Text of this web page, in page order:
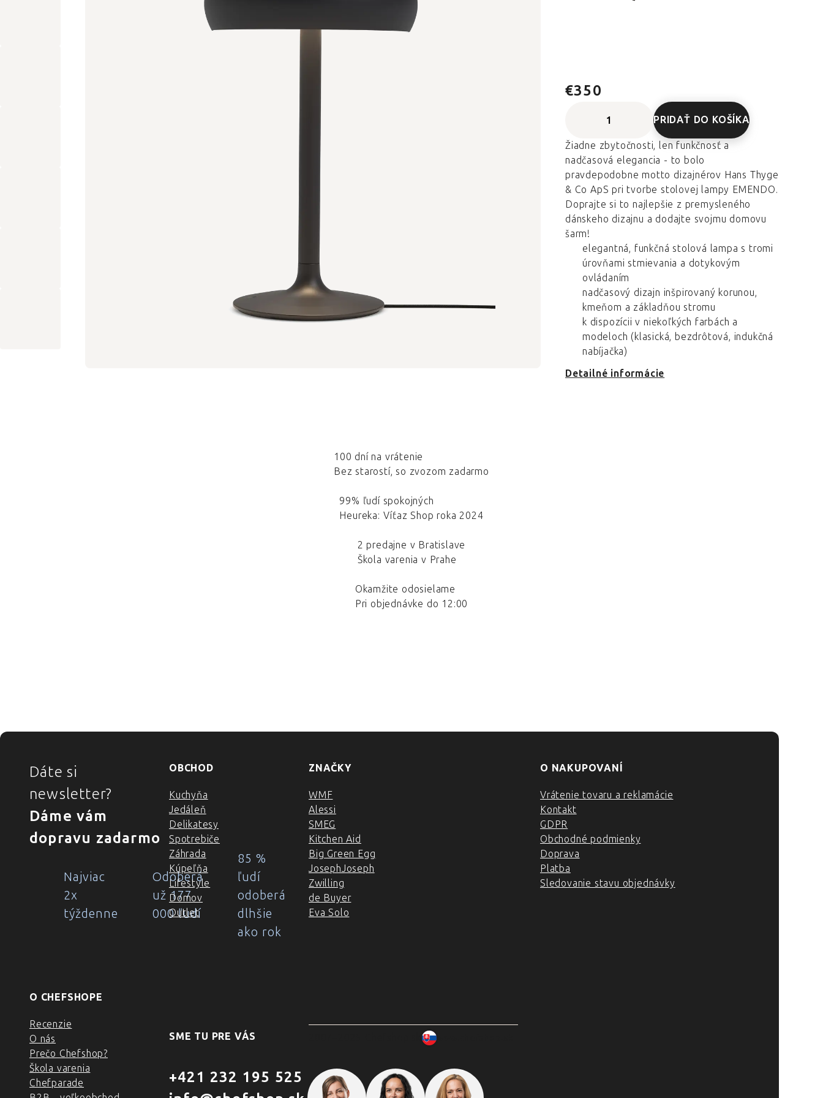
€350
PRIDAŤ DO KOŠÍKA
Žiadne zbytočnosti, len funkčnosť a
nadčasová elegancia - to bolo
pravdepodobne motto dizajnérov Hans Thyge
& Co ApS pri tvorbe stolovej lampy EMENDO.
Doprajte si to najlepšie z premysleného
dánskeho dizajnu a dodajte svojmu domovu
šarm!
elegantná, funkčná stolová lampa s tromi
úrovňami stmievania a dotykovým
ovládaním
nadčasový dizajn inšpirovaný korunou,
kmeňom a základňou stromu
k dispozícii v niekoľkých farbách a
modeloch (klasická, bezdrôtová, indukčná
nabíjačka)
Detailné informácie
100 dní na vrátenie
Bez starostí, so zvozom zadarmo
99% ľudí spokojných
Heureka: Víťaz Shop roka 2024
2 predajne v Bratislave
Škola varenia v Prahe
Okamžite odosielame
Pri objednávke do 12:00
ZÁPÄTIE
Dáte si
newsletter?
Dáme vám
dopravu zadarmo
Najviac
2x
týždenne
Odoberá
už 177
000 ľudí
85 %
ľudí
odoberá
dlhšie
ako rok
OBCHOD
Kuchyňa
Jedáleň
Delikatesy
Spotrebiče
Záhrada
Kúpeľňa
Lifestyle
Domov
Outlet
ZNAČKY
WMF
Alessi
SMEG
Kitchen Aid
Big Green Egg
JosephJoseph
Zwilling
de Buyer
Eva Solo
O NAKUPOVANÍ
Vrátenie tovaru a reklamácie
Kontakt
GDPR
Obchodné podmienky
Doprava
Platba
Sledovanie stavu objednávky
O CHEFSHOPE
Recenzie
O nás
Prečo Chefshop?
Škola varenia
Chefparade
SME TU PRE VÁS
+421 232 195 525
www.chefshop.sk